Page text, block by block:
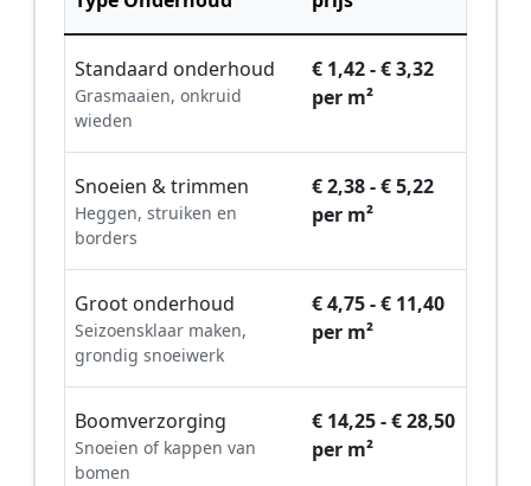
Standaard onderhoud
Grasmaaien, onkruid
wieden
€ 1,42 - € 3,32
per m²
Snoeien & trimmen
Heggen, struiken en
borders
€ 2,38 - € 5,22
per m²
Groot onderhoud
Seizoensklaar maken,
grondig snoeiwerk
€ 4,75 - € 11,40
per m²
Boomverzorging
Snoeien of kappen van
bomen
€ 14,25 - € 28,50
per m²